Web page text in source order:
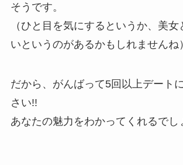
そうです。
（ひと目を気にするというか、美女
いというのがあるかもしれませんね）
だから、がんばって5回以上デート
さい!!
あなたの魅力をわかってくれるでし